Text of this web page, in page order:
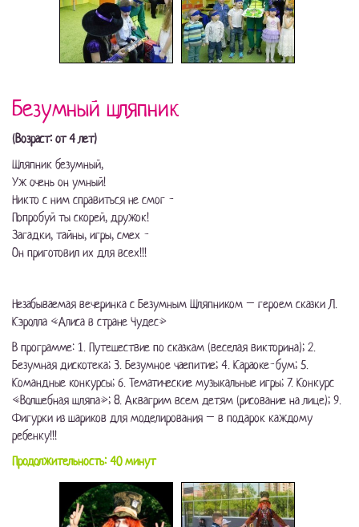
Безумный шляпник
(Возраст: от 4 лет)
Шляпник безумный,
Уж очень он умный!
Никто с ним справиться не смог -
Попробуй ты скорей, дружок!
Загадки, тайны, игры, смех -
Он приготовил их для всех!!!
Незабываемая вечеринка с Безумным Шляпником – героем сказки Л.
Кэролла «Алиса в стране Чудес»
В программе: 1. Путешествие по сказкам (веселая викторина); 2.
Безумная дискотека; 3. Безумное чаепитие; 4. Караоке-бум; 5.
Командные конкурсы; 6. Тематические музыкальные игры; 7. Конкурс
«Волшебная шляпа»; 8. Аквагрим всем детям (рисование на лице); 9.
Фигурки из шариков для моделирования – в подарок каждому
ребенку!!!
Продолжительность: 40 минут